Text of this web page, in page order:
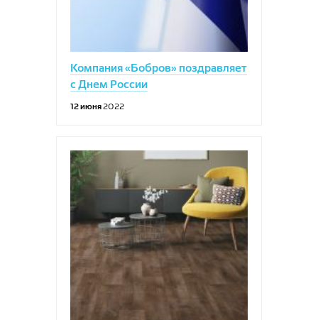
Компания «Бобров» поздравляет
с Днем России
12 июня2022